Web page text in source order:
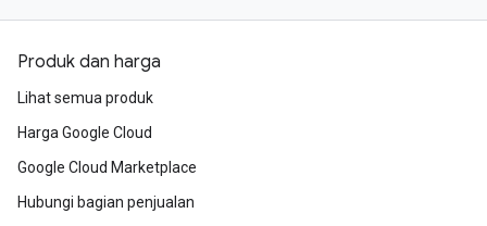
Produk dan harga
Lihat semua produk
Harga Google Cloud
Google Cloud Marketplace
Hubungi bagian penjualan